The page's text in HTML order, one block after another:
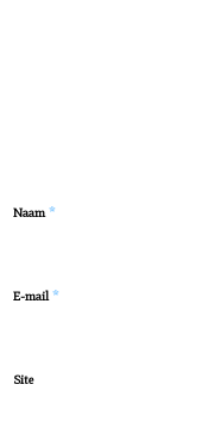
Naam*
E-mail*
Site